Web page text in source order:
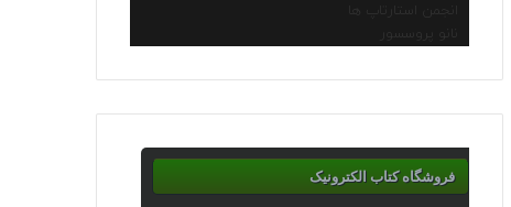
انجمن استارتاپ ها
نانو پروسسور
فروشگاه کتاب الکترونیک